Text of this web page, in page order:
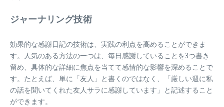
ジャーナリング技術
効果的な感謝日記の技術は、実践の利点を高めることができま
す。人気のある方法の一つは、毎日感謝していることを3つ書き
留め、具体的な詳細に焦点を当てて感情的な影響を深めることで
す。たとえば、単に「友人」と書くのではなく、「厳しい週に私
の話を聞いてくれた友人サラに感謝しています」と記述すること
ができます。